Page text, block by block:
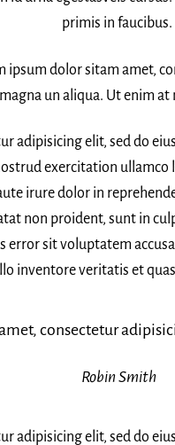
primis in faucibus.
ipsum dolor sitam amet,
un aliqua. Ut enim
adipisicing elit, sed do
exercitation ullamco
irure dolor in
non proident, sunt in
error sit voluptatem
inventore veritatis et
consectetur
Robin Smith
adipisicing elit, sed do